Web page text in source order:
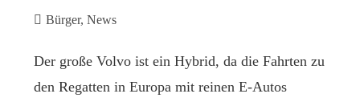
Bürger,News
Der große Volvo ist ein Hybrid, da die Fahrten zu
den Regatten in Europa mit reinen E-Autos